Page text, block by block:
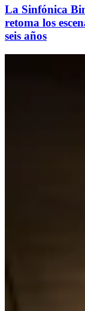
La Sinfónica
retoma los
seis años